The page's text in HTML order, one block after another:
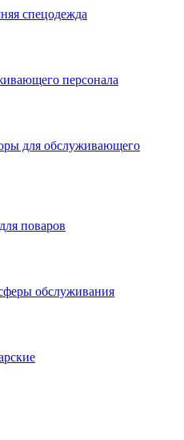
спецодежда
персонала
для обслуживающего
поваров
обслуживания